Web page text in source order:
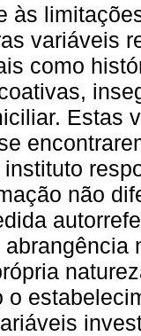
às
variáveis
como
Estas
não
o